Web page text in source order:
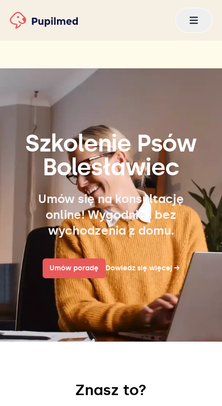
Szkolenie Psów
Bolesławiec
Umów się na konsultację
online! Wygodnie i bez
wychodzenia z domu.
Umów poradę Dowiedz się więcej→
Znasz to?